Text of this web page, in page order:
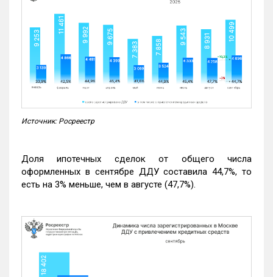
Источник: Росреестр
Доля ипотечных сделок от общего числа
оформленных в сентябре ДДУ составила 44,7%, то
есть на 3% меньше, чем в августе (47,7%).